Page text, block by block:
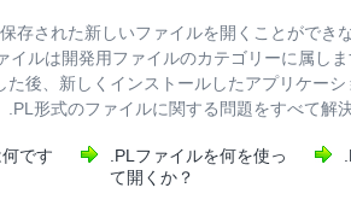
存された新しいファイルを開くことがで
イルは開発用ファイルのカテゴリーに属し
た後、新しくインストールしたアプリケー
.PL形式のファイルに関する問題をすべて解
です
.PLファイルを何を使っ
て開くか？